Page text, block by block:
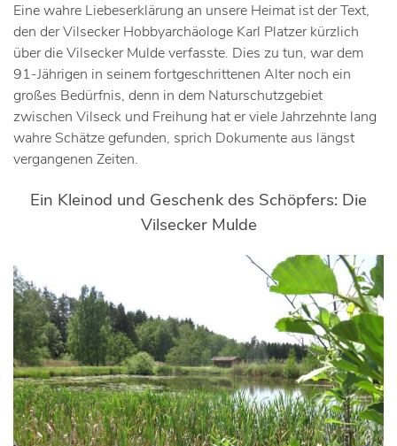
Eine wahre Liebeserklärung an unsere Heimat ist der Text,
den der Vilsecker Hobbyarchäologe Karl Platzer kürzlich
über die Vilsecker Mulde verfasste. Dies zu tun, war dem
91-Jährigen in seinem fortgeschrittenen Alter noch ein
großes Bedürfnis, denn in dem Naturschutzgebiet
zwischen Vilseck und Freihung hat er viele Jahrzehnte lang
wahre Schätze gefunden, sprich Dokumente aus längst
vergangenen Zeiten.
Ein Kleinod und Geschenk des Schöpfers: Die
Vilsecker Mulde